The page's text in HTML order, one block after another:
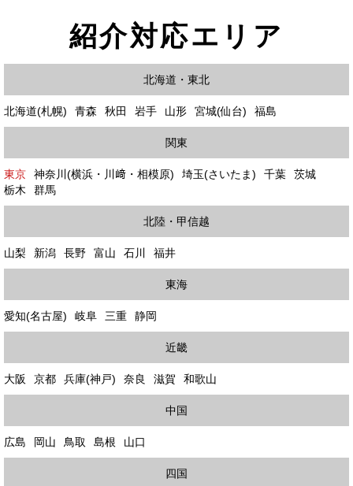
紹介対応エリア
北海道・東北
北海道(札幌) 青森 秋田 岩手 山形 宮城(仙台) 福島
関東
東京 神奈川(横浜・川﨑・相模原) 埼玉(さいたま) 千葉
茨城
栃木
群馬
北陸・甲信越
山梨 新潟 長野 富山 石川 福井
東海
愛知(名古屋) 岐阜 三重 静岡
近畿
大阪 京都 兵庫(神戸) 奈良 滋賀 和歌山
中国
広島 岡山 鳥取 島根 山口
四国